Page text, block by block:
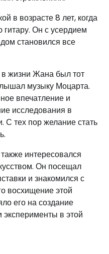
в возрасте 8 лет, когда
Он с усердием
становился все
жизни Жана был тот
музыку Моцарта.
впечатление и
исследования в
С тех пор желание стать
интересовался
Он посещал
и знакомился с
восхищение этой
его на создание
в этой